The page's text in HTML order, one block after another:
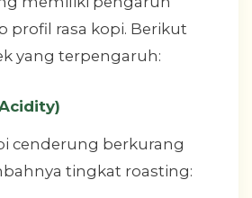
profil rasa kopi. Berikut
yang terpengaruh:
cenderung berkurang
tingkat roasting: